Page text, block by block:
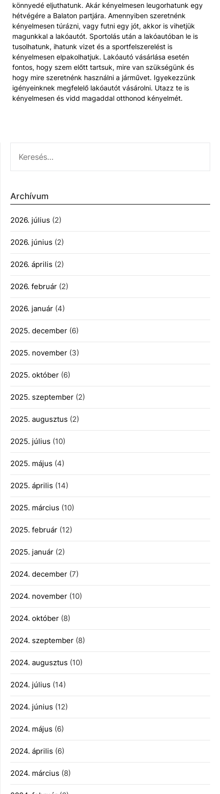
könnyedé eljuthatunk. Akár kényelmesen leugorhatunk egy
hétvégére a Balaton partjára. Amennyiben szeretnénk
kényelmesen túrázni, vagy futni egy jót, akkor is vihetjük
magunkkal a lakóautót. Sportolás után a lakóautóban le is
tusolhatunk, ihatunk vizet és a sportfelszerelést is
kényelmesen elpakolhatjuk. Lakóautó vásárlása esetén
fontos, hogy szem előtt tartsuk, mire van szükségünk és
hogy mire szeretnénk használni a járművet. Igyekezzünk
igényeinknek megfelelő lakóautót vásárolni. Utazz te is
kényelmesen és vidd magaddal otthonod kényelmét.
Archívum
2026. július (2)
2026. június (2)
2026. április (2)
2026. február (2)
2026. január (4)
2025. december (6)
2025. november (3)
2025. október (6)
2025. szeptember (2)
2025. augusztus (2)
2025. július (10)
2025. május (4)
2025. április (14)
2025. március (10)
2025. február (12)
2025. január (2)
2024. december (7)
2024. november (10)
2024. október (8)
2024. szeptember (8)
2024. augusztus (10)
2024. július (14)
2024. június (12)
2024. május (6)
2024. április (6)
2024. március (8)